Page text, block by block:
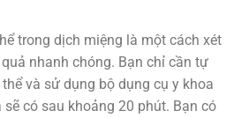
trong dịch miệng là một cách xét
nhanh chóng. Bạn chỉ cần tự
và sử dụng bộ dụng cụ y khoa
sẽ có sau khoảng 20 phút. Bạn có